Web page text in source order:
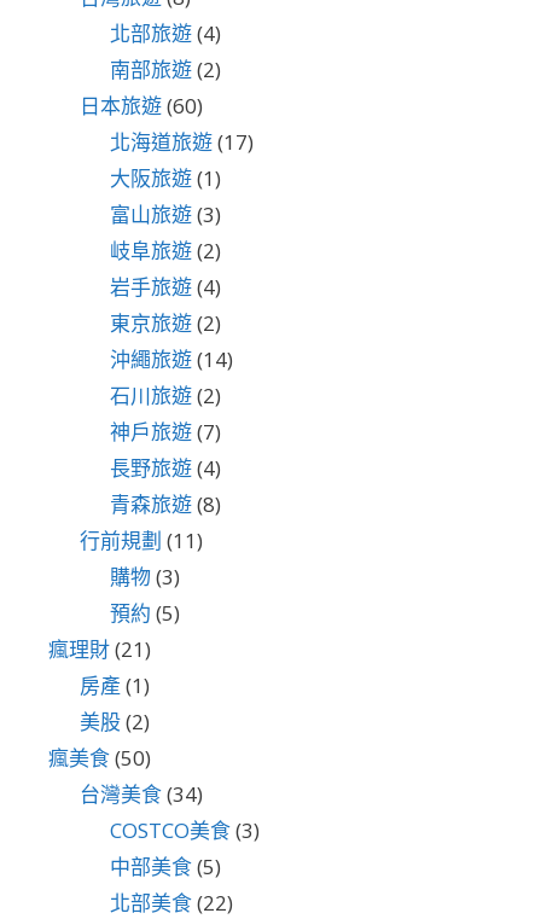
北部旅遊(4)
南部旅遊(2)
日本旅遊(60)
北海道旅遊(17)
大阪旅遊(1)
富山旅遊(3)
岐阜旅遊(2)
岩手旅遊(4)
東京旅遊(2)
沖繩旅遊(14)
石川旅遊(2)
神戶旅遊(7)
長野旅遊(4)
青森旅遊(8)
行前規劃 (11)
購物(3)
預約 (5)
瘋理財(21)
房產 (1)
美股(2)
瘋美食(50)
台灣美食(34)
COSTCO美食(3)
中部美食(5)
北部美食(22)